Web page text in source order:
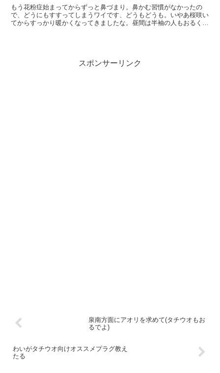
もう花粉症始まってからずっと鼻づまり。鼻かむ習慣がなかったの
で、どうにもすすってしまうワイです、どうもどうも。いやあ桜咲い
てからすっかり暖かくなってきましたな。昼間は半袖の人もおるくら
スポンサーリンク
泉南方面にアオリを求めて(タチウオもお
るでよ)
わいがタチウオ向けオススメプラグ教え
たる